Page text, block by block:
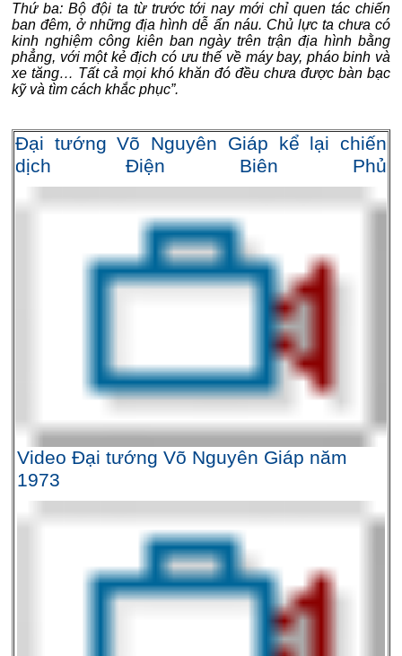
Thứ ba: Bộ đội ta từ trước tới nay mới chỉ quen tác chiến
ban đêm, ở những địa hình dễ ẩn náu. Chủ lực ta chưa có
kinh nghiệm công kiên ban ngày trên trận địa hình bằng
phẳng, với một kẻ địch có ưu thế về máy bay, pháo binh và
xe tăng… Tất cả mọi khó khăn đó đều chưa được bàn bạc
kỹ và tìm cách khắc phục”.
Đại tướng Võ Nguyên Giáp kể lại chiến
dịch Điện Biên Phủ
Video Đại tướng Võ Nguyên Giáp năm
1973